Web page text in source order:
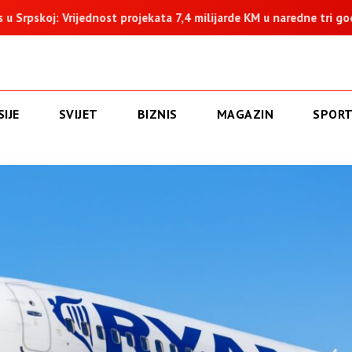
7,4 milijarde KM u naredne tri godine Goganović:
SVIJET BIZNIS MAGAZIN SPORT